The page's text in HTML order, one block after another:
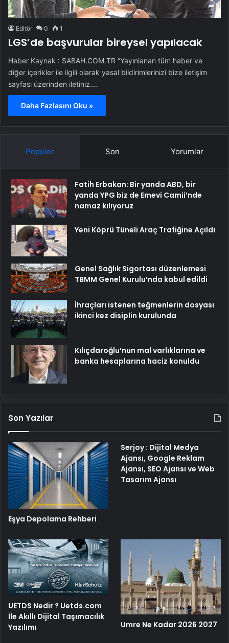
Editör 0 1
LGS’de başvurular bireysel yapılacak
Haber Kaynak : SABAH.COM.TR “Yayınlanan tüm haber ve
diğer içerikler ile ilgili olarak yasal bildirimlerinizi bize iletişim
sayfası üzerinden iletiniz.…
Daha Fazlasını Oku »
Popüler Son Yorumlar
Fatih Erbakan: Bir yanda ABD, bir
yanda YPG biz de Emevi Camii’nde
namaz kılıyoruz
Yeni Köprü Tüneli Araç Trafiğine Açıldı
Genel Sağlık Sigortası düzenlemesi
TBMM Genel Kurulu’nda kabul edildi
İhraçları istenen teğmenlerin dosyası
ikinci kez disiplin kurulunda
Kılıçdaroğlu’nun mal varlıklarına ve
banka hesaplarına haciz konuldu
Son Yazılar
Eşya Depolama Rehberi
Serjoy : Dijital Medya
Ajansı, Google Reklam
Ajansı, SEO Ajansı ve Web
Tasarım Ajansı
UETDS Nedir ? Uetds.com
İle Akıllı Dijital Taşımacılık
Yazılımı
Umre Ne Kadar 2026 2027